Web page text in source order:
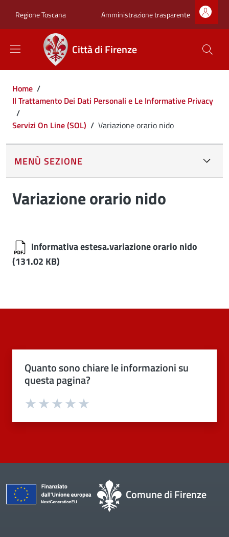
Regione Toscana Zona superiore
Amministrazione trasparente
Città di Firenze
Briciole di pane
Home /
Il Trattamento Dei Dati Personali e Le Informative Privacy
/
Servizi On Line (SOL) / Variazione orario nido
MENÙ SEZIONE
Variazione orario nido
Informativa estesa.variazione orario nido
(131.02 KB)
Quanto sono chiare le informazioni su
questa pagina?
Valuta 4 stelle su 5
Valuta 3 stelle su 5
Valuta 2 stelle su 5
Valuta 1 stelle su 5
Comune di Firenze